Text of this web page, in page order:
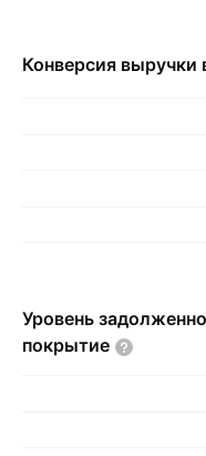
Конверсия выручки
Уровень
покрытие